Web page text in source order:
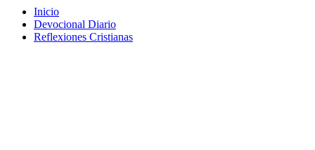
Inicio
Devocional Diario
Reflexiones Cristianas